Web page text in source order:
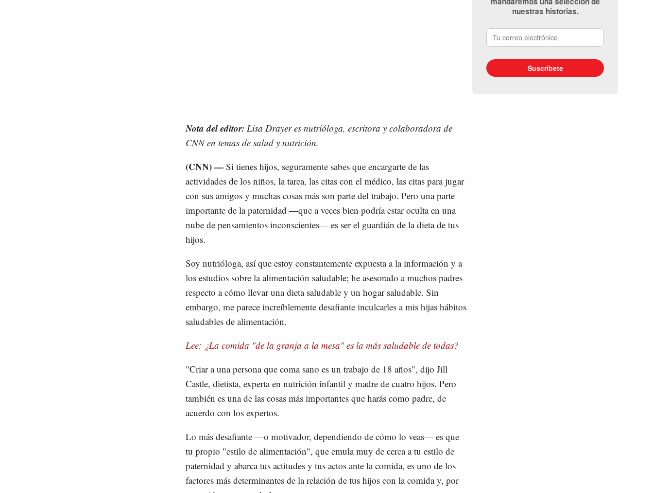
nuestras historias.
Nota del editor: Lisa Drayer es nutrióloga, escritora y colaboradora de
CNN en temas de salud y nutrición.
(CNN) — Si tienes hijos, seguramente sabes que encargarte de las
actividades de los niños, la tarea, las citas con el médico, las citas para jugar
con sus amigos y muchas cosas más son parte del trabajo. Pero una parte
importante de la paternidad —que a veces bien podría estar oculta en una
nube de pensamientos inconscientes— es ser el guardián de la dieta de tus
hijos.
Soy nutrióloga, así que estoy constantemente expuesta a la información y a
los estudios sobre la alimentación saludable; he asesorado a muchos padres
respecto a cómo llevar una dieta saludable y un hogar saludable. Sin
embargo, me parece increíblemente desafiante inculcarles a mis hijas hábitos
saludables de alimentación.
Lee: ¿La comida "de la granja a la mesa" es la más saludable de todas?
"Criar a una persona que coma sano es un trabajo de 18 años", dijo Jill
Castle, dietista, experta en nutrición infantil y madre de cuatro hijos. Pero
también es una de las cosas más importantes que harás como padre, de
acuerdo con los expertos.
Lo más desafiante —o motivador, dependiendo de cómo lo veas— es que
tu propio "estilo de alimentación", que emula muy de cerca a tu estilo de
paternidad y abarca tus actitudes y tus actos ante la comida, es uno de los
factores más determinantes de la relación de tus hijos con la comida y, por